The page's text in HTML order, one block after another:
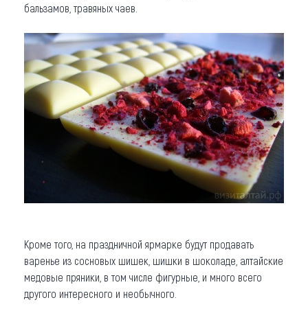
бальзамов, травяных чаев.
Кроме того, на праздничной ярмарке будут продавать
варенье из сосновых шишек, шишки в шоколаде, алтайские
медовые пряники, в том числе фигурные, и много всего
другого интересного и необычного.